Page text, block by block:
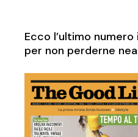
Ecco l’ultimo
per non perderne